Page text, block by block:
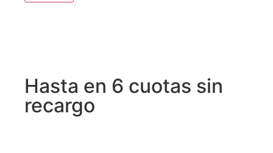
Hasta en 6 cuotas sin
recargo